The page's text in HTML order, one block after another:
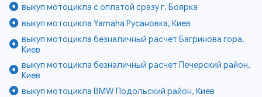
выкуп мотоцикла с оплатой сразу г. Боярка
выкуп мотоцикла Yamaha Русановка, Киев
выкуп мотоцикла безналичный расчет Багринова гора,
Киев
выкуп мотоцикла безналичный расчет Печерский район,
Киев
выкуп мотоцикла BMW Подольский район, Киев